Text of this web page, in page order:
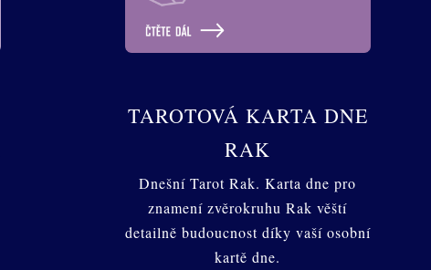
TAROTOVÁ KARTA DNE
RAK
Dnešní Tarot Rak. Karta dne pro
znamení zvěrokruhu Rak věští
detailně budoucnost díky vaší osobní
kartě dne.